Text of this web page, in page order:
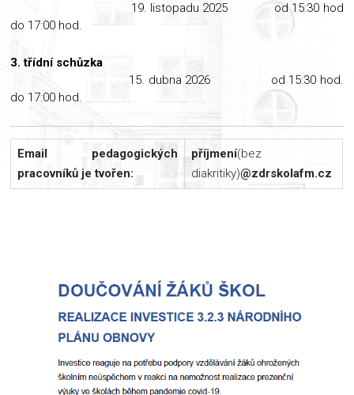
19. listopadu 2025 od 15:30 hod
do 17:00 hod.
3. třídní schůzka
15. dubna 2026 od 15:30 hod.
do 17:00 hod.
Email pedagogických
pracovníků je tvořen:
příjmení(bez
diakritiky)@zdrskolafm.cz